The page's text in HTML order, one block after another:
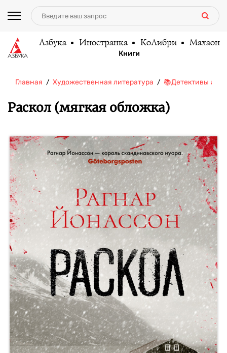
Азбука Иностранка КоЛибри Махаон
Книги
Главная Художественная литература 📚Детективы и
Раскол (мягкая обложка)